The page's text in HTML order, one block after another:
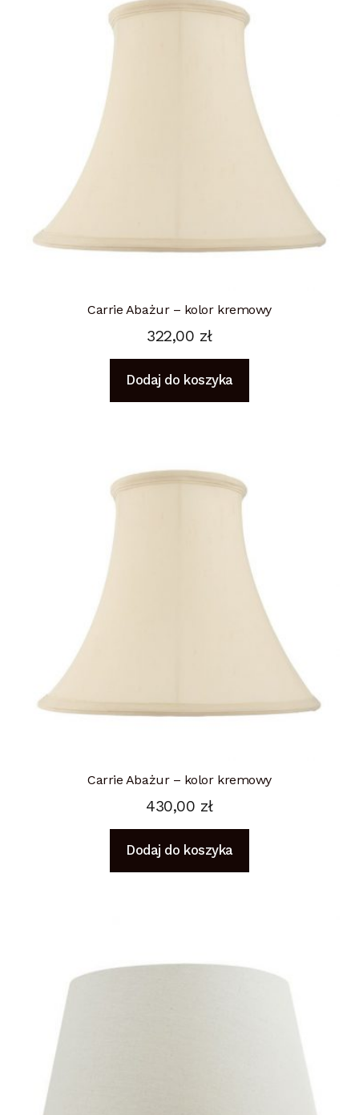
Carrie Abażur – kolor kremowy
322,00 zł
Dodaj do koszyka
Carrie Abażur – kolor kremowy
430,00 zł
Dodaj do koszyka